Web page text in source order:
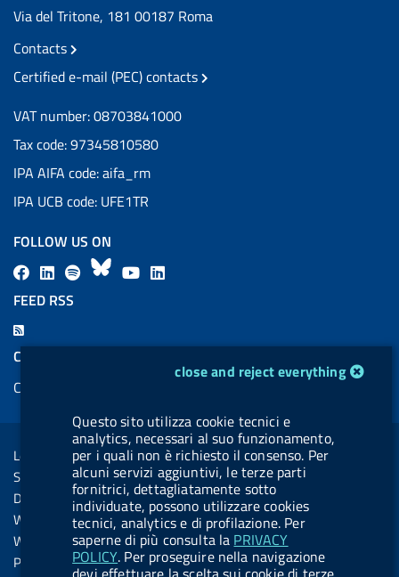
cookie management moduleclose and reject everything
Questo sito utilizza cookie tecnici e
analytics, necessari al suo funzionamento,
per i quali non è richiesto il consenso. Per
alcuni servizi aggiuntivi, le terze parti
fornitrici, dettagliatamente sotto
individuate, possono utilizzare cookies
tecnici, analytics e di profilazione. Per
saperne di più consulta la PRIVACY
POLICY. Per proseguire nella navigazione
Via del Tritone, 181 00187 Roma
Contacts
Certified e-mail (PEC) contacts
VAT number: 08703841000
Tax code: 97345810580
IPA AIFA code: aifa_rm
IPA UCB code: UFE1TR
FOLLOW US ON
F
a
e
L
i
k
e
b
u
t
t
o
n
.
B
e
y
Y
t
e
k
i
n
FEED RSS
e
COOKIES
Cookie management
Sezione Link Utili
Legal notice
Social Media Policy
Dichiarazione di accessibilità
Web accessibility
Website statistics
Privacy